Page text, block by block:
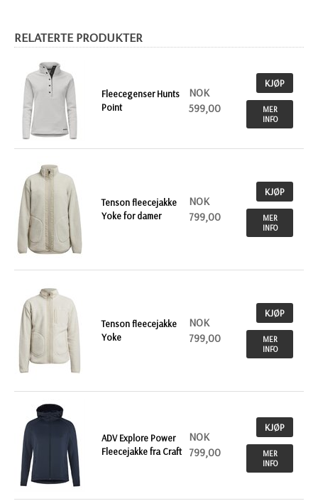
RELATERTE PRODUKTER
Fleecegenser Hunts
Point
NOK
599,00
KJØP
MER
INFO
Tenson fleecejakke
Yoke for damer
NOK
799,00
KJØP
MER
INFO
Tenson fleecejakke
Yoke
NOK
799,00
KJØP
MER
INFO
ADV Explore Power
Fleecejakke fra Craft
NOK
799,00
KJØP
MER
INFO